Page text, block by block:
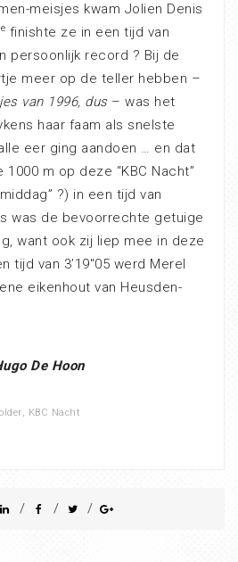
meisjes kwam Jolien Denis
finishte ze in een tijd van
persoonlijk record ? Bij de
meer op de teller hebben –
van 1996, dus– was het
haar faam als snelste
eer ging aandoen … en dat
m op deze “KBC Nacht”
?) in een tijd van
was de bevoorrechte getuige
want ook zij liep mee in deze
tijd van 3’19″05 werd Merel
eikenhout van Heusden-
De Hoon
, KBC Nacht
/ / /